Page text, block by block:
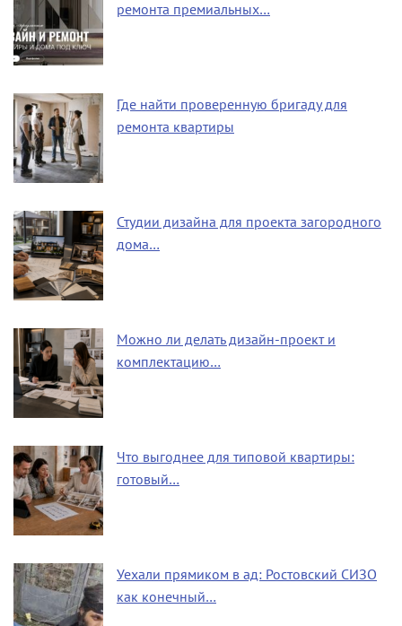
ремонта премиальных…
Где найти проверенную бригаду для
ремонта квартиры
Студии дизайна для проекта загородного
дома…
Можно ли делать дизайн-проект и
комплектацию…
Что выгоднее для типовой квартиры:
готовый…
Уехали прямиком в ад: Ростовский СИЗО
как конечный…